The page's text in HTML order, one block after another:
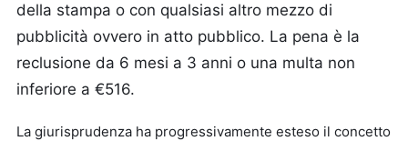
della stampa o con qualsiasi altro mezzo di
pubblicità ovvero in atto pubblico. La pena è la
reclusione da 6 mesi a 3 anni o una multa non
inferiore a €516.
La giurisprudenza ha progressivamente esteso il concetto